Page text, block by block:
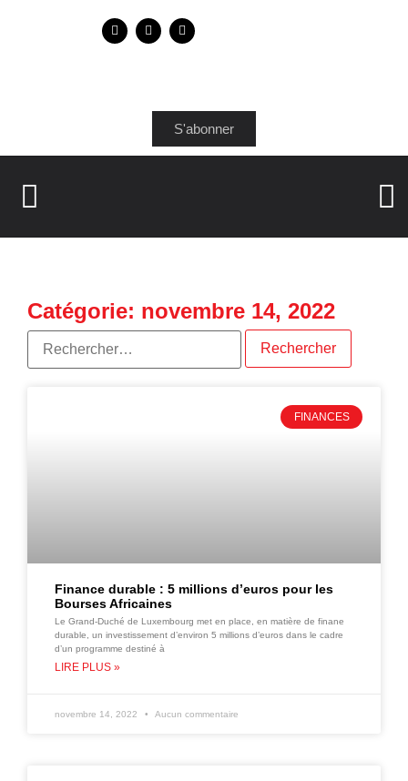
S'abonner
Catégorie: novembre 14, 2022
FINANCES
Finance durable : 5 millions d’euros pour les
Bourses Africaines
Le Grand-Duché de Luxembourg met en place, en matière de finane
durable, un investissement d’environ 5 millions d’euros dans le cadre
d’un programme destiné à
LIRE PLUS »
novembre 14, 2022 Aucun commentaire